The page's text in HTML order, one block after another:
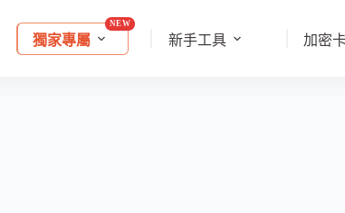
獨家專屬 新手工具 加密